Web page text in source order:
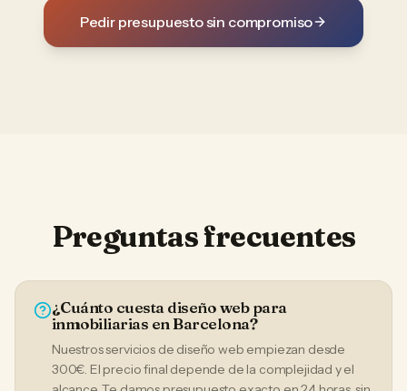
Pedir presupuesto sin compromiso
Preguntas frecuentes
¿Cuánto cuesta diseño web para
inmobiliarias en Barcelona?
Nuestros servicios de diseño web empiezan desde
300€. El precio final depende de la complejidad y el